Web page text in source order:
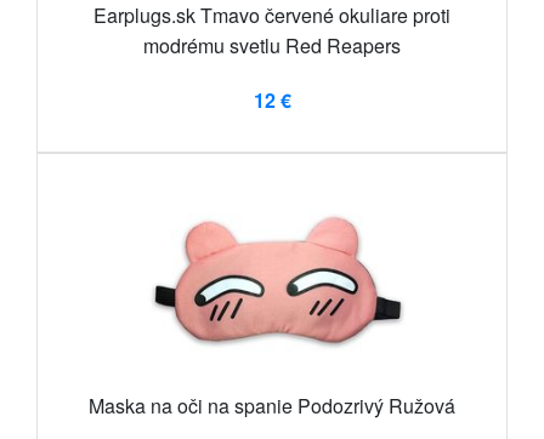
Earplugs.sk Tmavo červené okuliare proti
modrému svetlu Red Reapers
12 €
Maska na oči na spanie Podozrivý Ružová